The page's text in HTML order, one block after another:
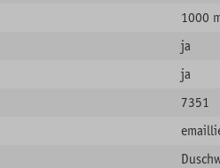
1000
ja
ja
7351